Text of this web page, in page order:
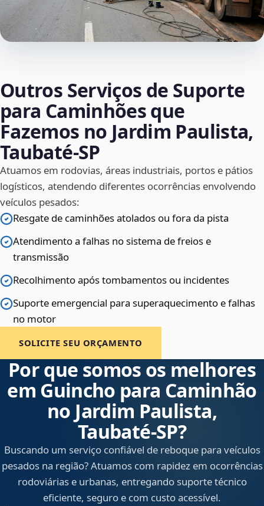
Outros Serviços de Suporte
para Caminhões que
Fazemos no Jardim Paulista,
Taubaté‑SP
Atuamos em rodovias, áreas industriais, portos e pátios
logísticos, atendendo diferentes ocorrências envolvendo
veículos pesados:
Resgate de caminhões atolados ou fora da pista
Atendimento a falhas no sistema de freios e
transmissão
Recolhimento após tombamentos ou incidentes
Suporte emergencial para superaquecimento e falhas
no motor
SOLICITE SEU ORÇAMENTO
Por que somos os melhores
em Guincho para Caminhão
no Jardim Paulista,
Taubaté‑SP?
Buscando um serviço confiável de reboque para veículos
pesados na região? Atuamos com rapidez em ocorrências
rodoviárias e urbanas, entregando suporte técnico
eficiente, seguro e com custo acessível.